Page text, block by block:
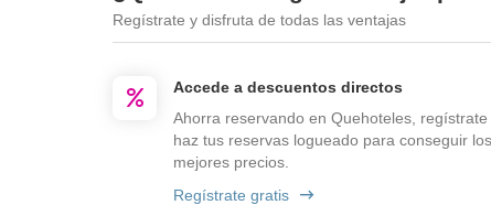
Regístrate y disfruta de todas las ventajas
Accede a descuentos directos
Ahorra reservando en Quehoteles, regístrate
haz tus reservas logueado para conseguir los
mejores precios.
Regístrate gratis